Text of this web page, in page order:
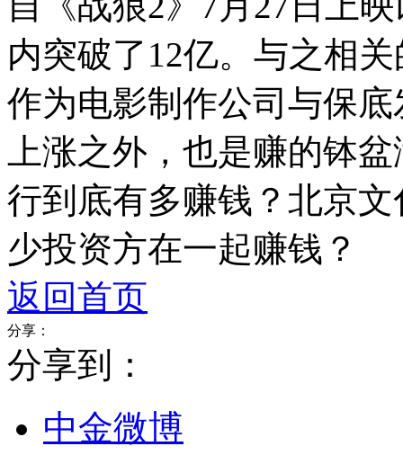
内突破了12亿。与之相
作为电影制作公司与保
上涨之外，也是赚的钵
行到底有多赚钱？北京
少投资方在一起赚钱？
返回首页
分享：
分享到：
中金微博